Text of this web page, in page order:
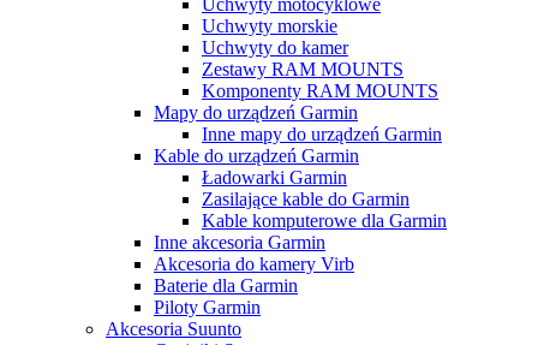
Uchwyty motocyklowe
Uchwyty morskie
Uchwyty do kamer
Zestawy RAM MOUNTS
Komponenty RAM MOUNTS
Mapy do urządzeń Garmin
Inne mapy do urządzeń Garmin
Kable do urządzeń Garmin
Ładowarki Garmin
Zasilające kable do Garmin
Kable komputerowe dla Garmin
Inne akcesoria Garmin
Akcesoria do kamery Virb
Baterie dla Garmin
Piloty Garmin
Akcesoria Suunto